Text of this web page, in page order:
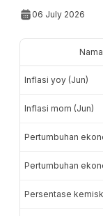
06 July 2026
Nama
Inflasi yoy (Jun)
Inflasi mom (Jun)
Pertumbuhan
Pertumbuhan
Persentase